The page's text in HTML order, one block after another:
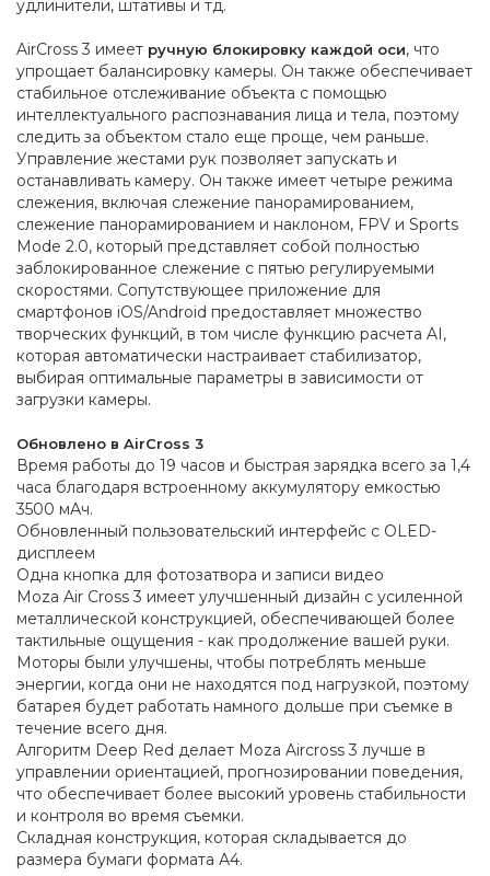
удлинители, штативы и тд.
AirCross 3 имеет ручную блокировку каждой оси, что
упрощает балансировку камеры. Он также обеспечивает
стабильное отслеживание объекта с помощью
интеллектуального распознавания лица и тела, поэтому
следить за объектом стало еще проще, чем раньше.
Управление жестами рук позволяет запускать и
останавливать камеру. Он также имеет четыре режима
слежения, включая слежение панорамированием,
слежение панорамированием и наклоном, FPV и Sports
Mode 2.0, который представляет собой полностью
заблокированное слежение с пятью регулируемыми
скоростями. Сопутствующее приложение для
смартфонов iOS/Android предоставляет множество
творческих функций, в том числе функцию расчета AI,
которая автоматически настраивает стабилизатор,
выбирая оптимальные параметры в зависимости от
загрузки камеры.
Обновлено в AirCross 3
Время работы до 19 часов и быстрая зарядка всего за 1,4
часа благодаря встроенному аккумулятору емкостью
3500 мАч.
Обновленный пользовательский интерфейс c OLED-
дисплеем
Одна кнопка для фотозатвора и записи видео
Moza Air Cross 3 имеет улучшенный дизайн с усиленной
металлической конструкцией, обеспечивающей более
тактильные ощущения - как продолжение вашей руки.
Моторы были улучшены, чтобы потреблять меньше
энергии, когда они не находятся под нагрузкой, поэтому
батарея будет работать намного дольше при съемке в
течение всего дня.
Алгоритм Deep Red делает Moza Aircross 3 лучше в
управлении ориентацией, прогнозировании поведения,
что обеспечивает более высокий уровень стабильности
и контроля во время съемки.
Складная конструкция, которая складывается до
размера бумаги формата А4.